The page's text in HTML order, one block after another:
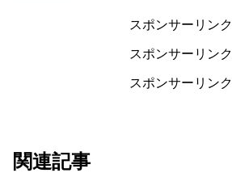
スポンサーリンク
スポンサーリンク
スポンサーリンク
関連記事